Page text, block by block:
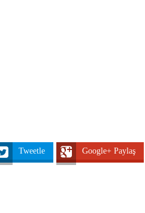
Tweetle Google+ Paylaş